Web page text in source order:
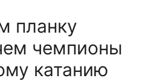
планку
чемпионы
катанию